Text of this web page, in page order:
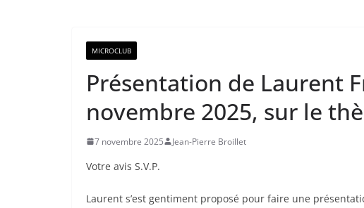
MICROCLUB
Présentation de Laurent
novembre 2025, sur le
7 novembre 2025 Jean-Pierre Broillet
Votre avis S.V.P.
Laurent s’est gentiment proposé pour faire une